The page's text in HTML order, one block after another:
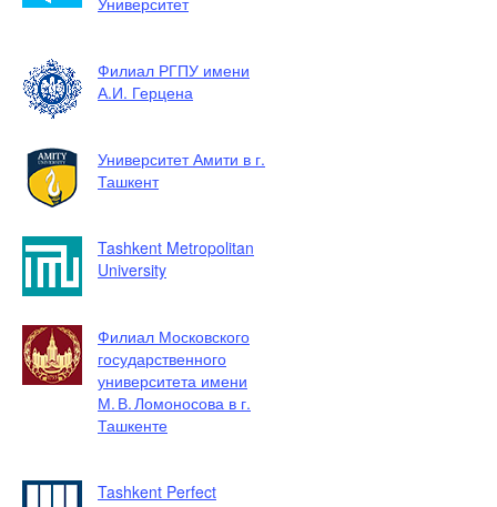
Филиал РГПУ имени
А.И. Герцена
Университет Амити в г.
Ташкент
Tashkent Metropolitan
University
Филиал Московского
государственного
университета имени
М. В. Ломоносова в г.
Ташкенте
Tashkent Perfect